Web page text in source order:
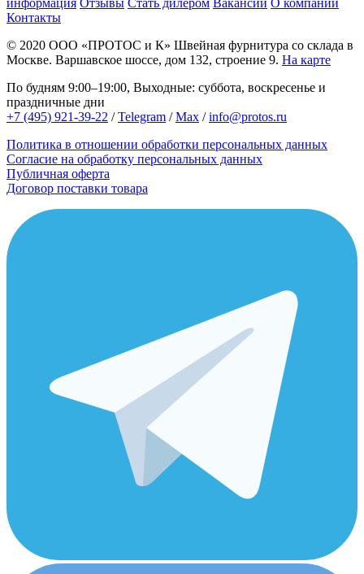
информация Отзывы Стать дилером Вакансии О компании
Контакты
© 2020 ООО «ПРОТОС и К» Швейная фурнитура со склада в
Москве. Варшавское шоссе, дом 132, строение 9. На карте
По будням 9:00–19:00, Выходные: суббота, воскресенье и
праздничные дни
+7 (495) 921-39-22 /Telegram /Max /info@protos.ru
Политика в отношении обработки персональных данных
Согласие на обработку персональных данных
Публичная оферта
Договор поставки товара